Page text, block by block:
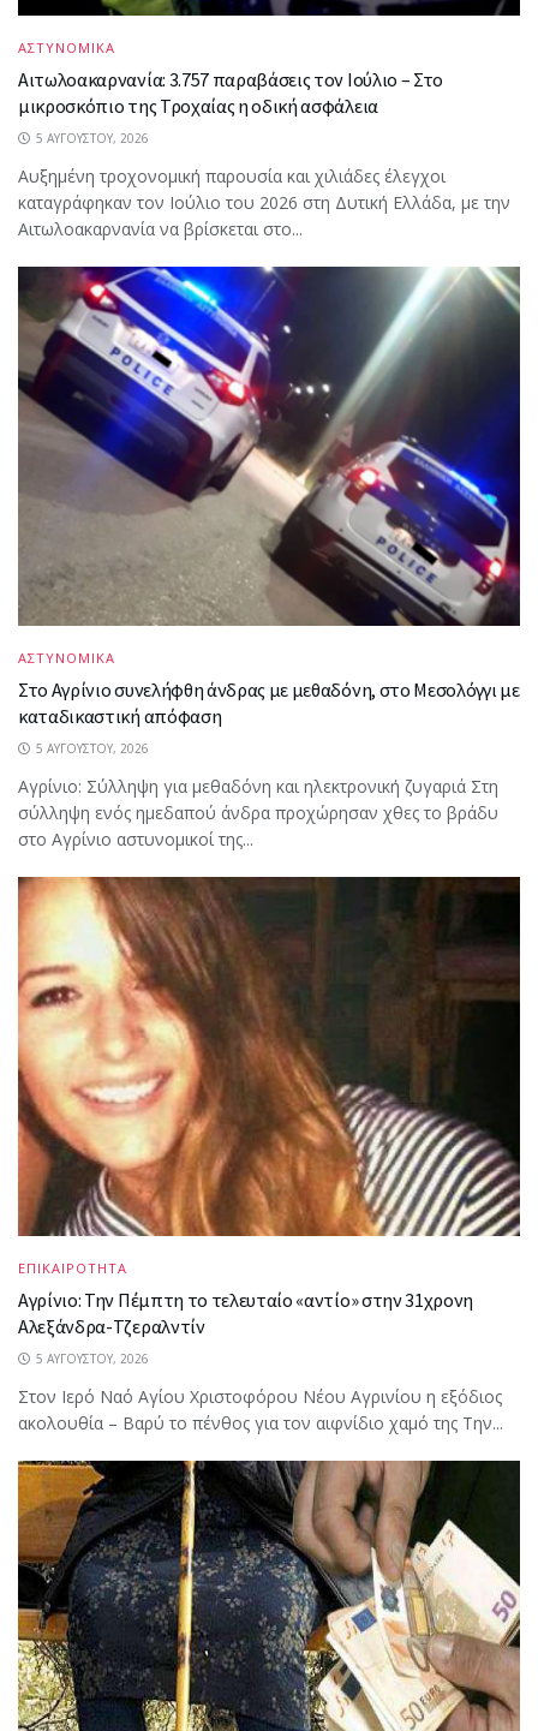
ΑΣΤΥΝΟΜΙΚΑ
Αιτωλοακαρνανία: 3.757 παραβάσεις τον Ιούλιο – Στο
μικροσκόπιο της Τροχαίας η οδική ασφάλεια
5 ΑΥΓΟΎΣΤΟΥ, 2026
Αυξημένη τροχονομική παρουσία και χιλιάδες έλεγχοι
καταγράφηκαν τον Ιούλιο του 2026 στη Δυτική Ελλάδα, με την
Αιτωλοακαρνανία να βρίσκεται στο...
ΑΣΤΥΝΟΜΙΚΑ
Στο Αγρίνιο συνελήφθη άνδρας με μεθαδόνη, στο Μεσολόγγι με
καταδικαστική απόφαση
5 ΑΥΓΟΎΣΤΟΥ, 2026
Aγρίνιο: Σύλληψη για μεθαδόνη και ηλεκτρονική ζυγαριά Στη
σύλληψη ενός ημεδαπού άνδρα προχώρησαν χθες το βράδυ
στο Αγρίνιο αστυνομικοί της...
ΕΠΙΚΑΙΡΟΤΗΤΑ
Αγρίνιο: Την Πέμπτη το τελευταίο «αντίο» στην 31χρονη
Αλεξάνδρα-Τζεραλντίν
5 ΑΥΓΟΎΣΤΟΥ, 2026
Στον Ιερό Ναό Αγίου Χριστοφόρου Νέου Αγρινίου η εξόδιος
ακολουθία – Βαρύ το πένθος για τον αιφνίδιο χαμό της Την...